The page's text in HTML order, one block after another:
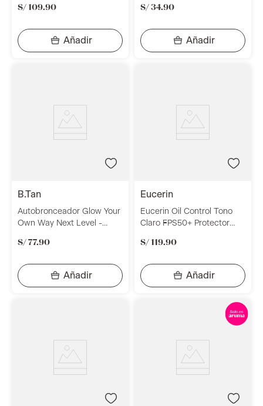
S/ 109.90
S/ 34.90
b.tan
Autobronceador Glow Your
Own Way Next Level -
S/ 77.90
eucerin
Eucerin Oil Control Tono
Claro FPS50+ Protector
S/ 119.90